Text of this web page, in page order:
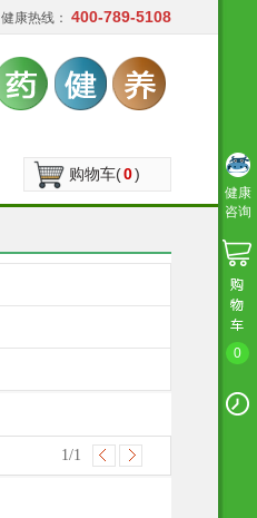
健康热线： 400-789-5108
购物车(0)
1/1
健康
咨询
0